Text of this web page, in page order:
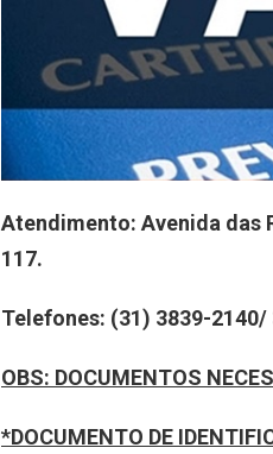
Atendimento: Avenida das
117.
Telefones: (31) 3839-
OBS: DOCUMENTOS
*DOCUMENTO DE